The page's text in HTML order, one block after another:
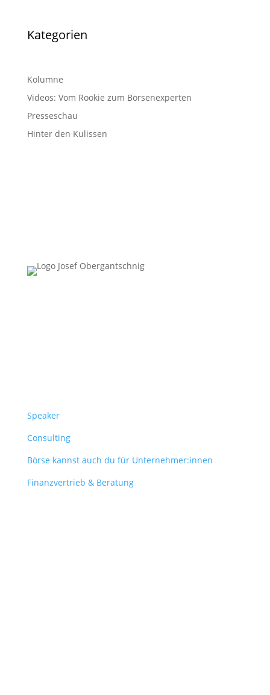
Kategorien
Kolumne
Videos: Vom Rookie zum Börsenexperten
Presseschau
Hinter den Kulissen
Speaker
Consulting
Börse kannst auch du für Unternehmer:innen
Finanzvertrieb & Beratung